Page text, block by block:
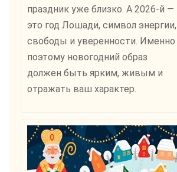
праздник уже близко. А 2026-й —
это год Лошади, символ энергии,
свободы и уверенности. Именно
поэтому новогодний образ
должен быть ярким, живым и
отражать ваш характер.